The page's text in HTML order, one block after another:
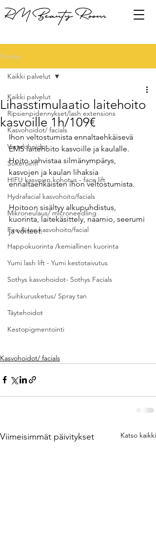
Päivitys
Kaikki palvelut
Ripsienpidennykset/lash extensions
Kasvohoidot/ facials
Vartalohoidot
Sokerointi
HIFU kasvojen kohotus - face lift
Hydrafacial kasvohoito/facials
Mikroneulaus/ microneedling
Fire & Ice kasvohoito/facial
Happokuorinta /kemiallinen kuorinta
Yumi lash lift - Yumi kestotaivutus
Sothys kasvohoidot- Sothys Facials
Suihkurusketus/ Spray tan
Täytehoidot
Kestopigmentointi
Kaikki palvelut
Lihasstimulaatio laitehoito
kasvoille 1h/109€
Ihon veltostumista ennaltaehkäisevä
EMS laitehoito kasvoille ja kaulalle.
Hoito vahvistaa silmänympärys,
kasvojen ja kaulan lihaksia
ennaltaehkäisten ihon veltostumista.
Hoitoon sisältyy alkupuhdistus,
kuorinta, laitekäsittely, naamio, seerumi
ja voiteet.
Kasvohoidot/ facials
Viimeisimmät päivitykset Katso kaikki